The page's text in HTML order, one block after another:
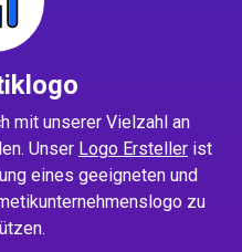
mit unserer Vielzahl an
Unser Logo Ersteller ist
eines geeigneten und
zu